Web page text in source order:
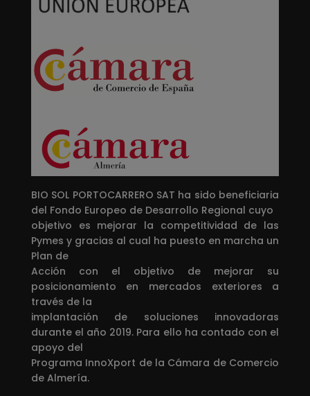
BIO SOL PORTOCARRERO SAT ha sido beneficiaria
del Fondo Europeo de Desarrollo Regional cuyo
objetivo es mejorar la competitividad de las
Pymes y gracias al cual ha puesto en marcha un
Plan de
Acción con el objetivo de mejorar su
posicionamiento en mercados exteriores a
través de la
implantación de soluciones innovadoras
durante el año 2019. Para ello ha contado con el
apoyo del
Programa InnoXport de la Cámara de Comercio
de Almería.